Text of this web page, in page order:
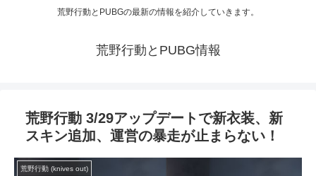
荒野行動とPUBGの最新の情報を紹介していきます。
荒野行動とPUBG情報
荒野行動 3/29アップデートで新衣装、新
スキン追加、運営の暴走が止まらない！
荒野行動 (knives out)